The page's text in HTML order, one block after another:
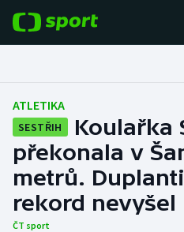
Fotbal
Hokej
Tenis
Atletika
ATLETIKA
SESTŘIH
Koulařka
překonala v
metrů.
rekord nevyšel
ČT sport